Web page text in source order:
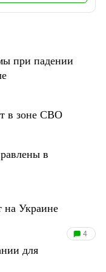
при падении
в зоне СВО
в
на Украине
4
для